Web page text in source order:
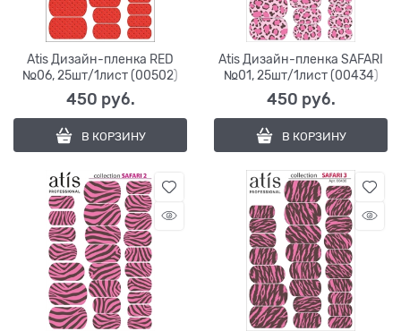
Atis Дизайн-пленка RED
№06, 25шт/1лист (00502)
450 руб.
В КОРЗИНУ
Atis Дизайн-пленка SAFARI
№01, 25шт/1лист (00434)
450 руб.
В КОРЗИНУ